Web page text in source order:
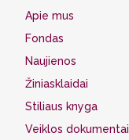
Apie mus
Fondas
Naujienos
Žiniasklaidai
Stiliaus knyga
Veiklos dokumentai